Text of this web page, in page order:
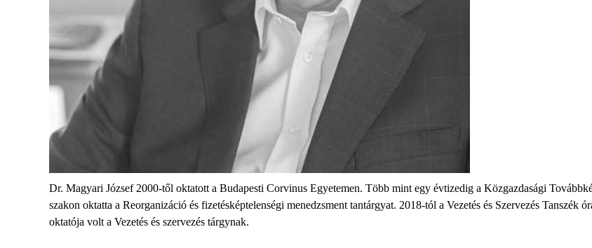
Dr. Magyari József 2000-től oktatott a Budapesti Corvinus Egyetemen. Több mint egy évtizedig a Közgazdasági
szakon oktatta a Reorganizáció és fizetésképtelenségi menedzsment tantárgyat. 2018-tól a Vezetés és Szervezés Tanszék
oktatója volt a Vezetés és szervezés tárgynak.